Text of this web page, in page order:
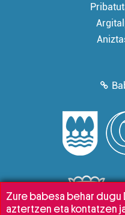
Zure babesa behar dugu
aztertzen eta kontatzen